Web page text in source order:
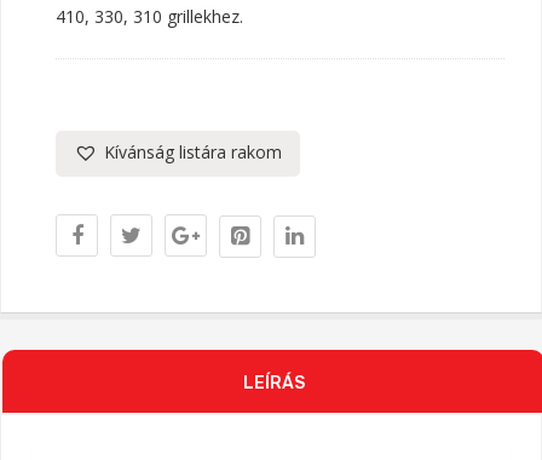
410, 330, 310 grillekhez.
Kívánság listára rakom
LEÍRÁS